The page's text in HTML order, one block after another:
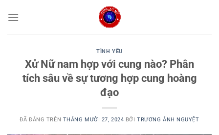
đến
TÌNH YÊU
Xử Nữ nam hợp với cung nào? Phân
tích sâu về sự tương hợp cung hoàng
đạo
ĐÃ ĐĂNG TRÊN THÁNG MƯỜI 27, 2024 BỞITRƯƠNG ÁNH NGUYỆT